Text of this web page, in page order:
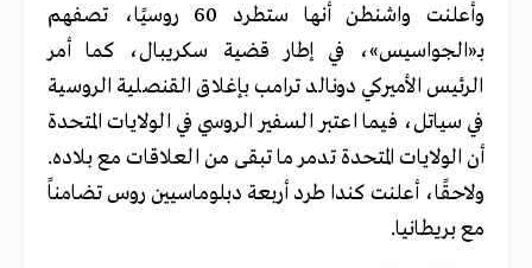
وأعلنت واشنطن أنها ستطرد 60 روسيًا، تصفهم
بـ«الجواسيس»، في إطار قضية سكريبال، كما أمر
الرئيس الأميركي دونالد ترامب بإغلاق القنصلية الروسية
في سياتل، فيما اعتبر السفير الروسي في الولايات المتحدة
أن الولايات المتحدة تدمر ما تبقى من العلاقات مع بلاده.
ولاحقًا، أعلنت كندا طرد أربعة دبلوماسيين روس تضامناً
مع بريطانيا.